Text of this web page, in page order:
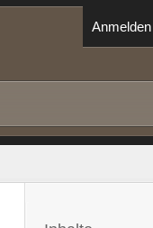
Anmelden